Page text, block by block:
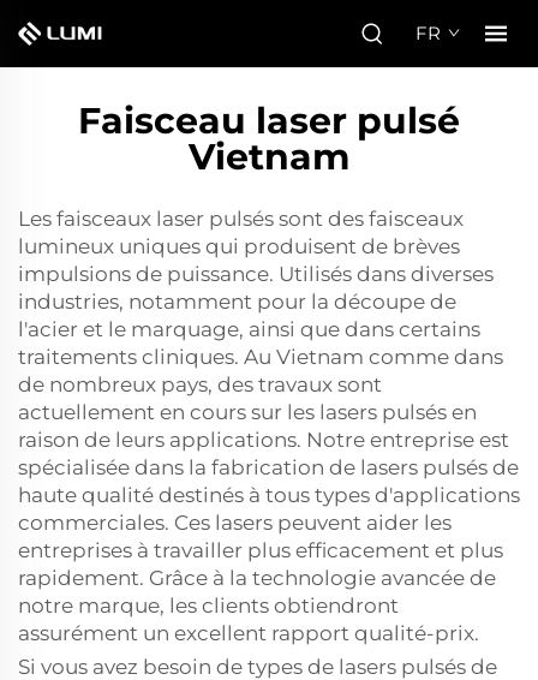
FR
Faisceau laser pulsé
Vietnam
Les faisceaux laser pulsés sont des faisceaux
lumineux uniques qui produisent de brèves
impulsions de puissance. Utilisés dans diverses
industries, notamment pour la découpe de
l'acier et le marquage, ainsi que dans certains
traitements cliniques. Au Vietnam comme dans
de nombreux pays, des travaux sont
actuellement en cours sur les lasers pulsés en
raison de leurs applications. Notre entreprise est
spécialisée dans la fabrication de lasers pulsés de
haute qualité destinés à tous types d'applications
commerciales. Ces lasers peuvent aider les
entreprises à travailler plus efficacement et plus
rapidement. Grâce à la technologie avancée de
notre marque, les clients obtiendront
assurément un excellent rapport qualité-prix.
Si vous avez besoin de types de lasers pulsés de